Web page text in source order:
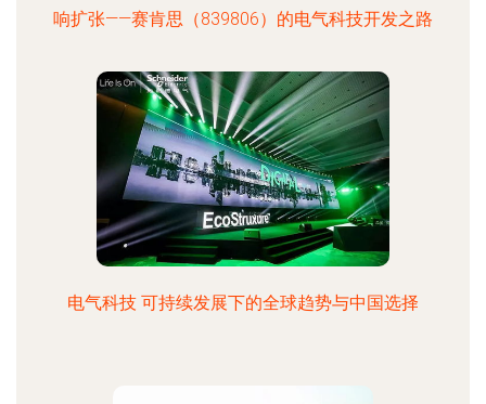
响扩张——赛肯思（839806）的电气科技开发之路
电气科技 可持续发展下的全球趋势与中国选择